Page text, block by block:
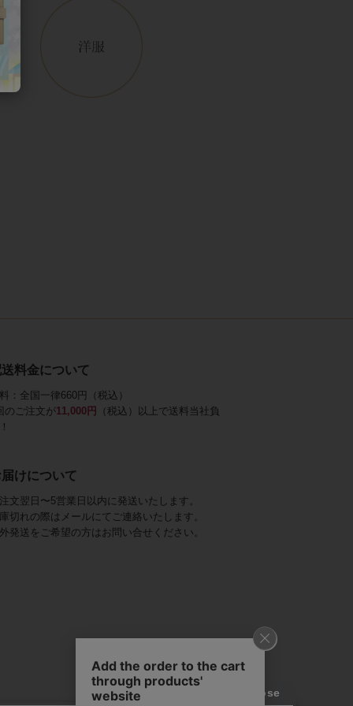
料金について
：全国一律660円（税込）
のご注文が11,000円
（税込）以上で送料当社負
けについて
文翌日〜5営業日以内に発送いたします。
切れの際はメールにてご連絡いたします。
発送をご希望の方はお問い合せください。